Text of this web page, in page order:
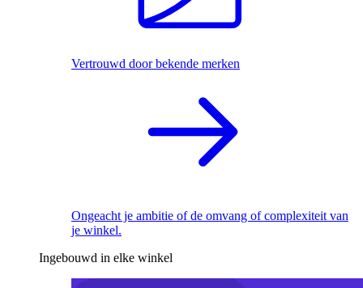
Vertrouwd door bekende merken
Ongeacht je ambitie of de omvang of complexiteit van
je winkel.
Ingebouwd in elke winkel